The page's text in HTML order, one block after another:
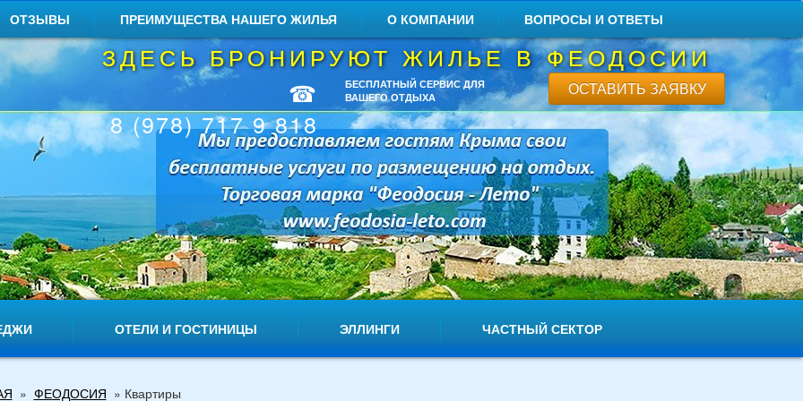
ОТЗЫВЫ ПРЕИМУЩЕСТВА НАШЕГО ЖИЛЬЯ О КОМПАНИИ ВОПРОСЫ И ОТВЕТЫ
ЗДЕСЬ БРОНИРУЮТ ЖИЛЬЕ В ФЕОДОСИИ
☎
8 (978) 717 9 818
БЕСПЛАТНЫЙ СЕРВИС ДЛЯ
ВАШЕГО ОТДЫХА
ОСТАВИТЬ ЗАЯВКУ
ОТЕЛИ И ГОСТИНИЦЫ ЭЛЛИНГИ ЧАСТНЫЙ СЕКТОР
» ФЕОДОСИЯ » Квартиры